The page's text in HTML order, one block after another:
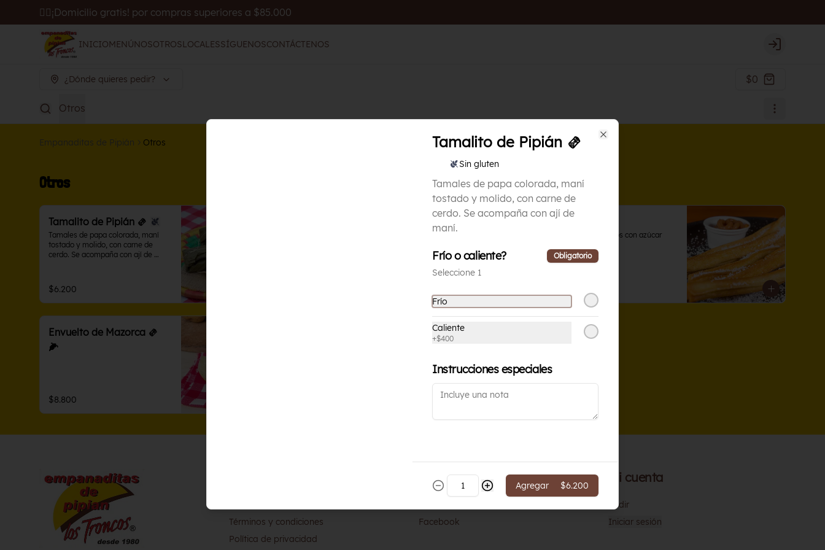
🚴‍♂️¡Domicilio gratis! por compras superiores a $85.000
INICIOMENÚNOSOTROSLOCALESSÍGUENOSCONTÁCTENOS Login
¿Dónde quieres pedir? $0
Otros
Empanaditas de Pipián Otros
Otros
Tamalito de Pipián 🫔
Tamales de papa colorada, maní
tostado y molido, con carne de
cerdo. Se acompaña con ají de
$6.200
Churros
Porción de 5 churros con azúcar
Envuelto de Mazorca 🫔
🌽
$8.800
Términos y condiciones
Política de privacidad
Redes sociales
Facebook
Mi cuenta
Pedir
Iniciar sesión
Tamalito de Pipián 🫔
Sin gluten
Tamales de papa colorada, maní
tostado y molido, con carne de
cerdo. Se acompaña con ají de
maní.
Frío o caliente? Obligatorio
Seleccione 1
Frío
Caliente
+$400
Instrucciones especiales
Agregar $6.200